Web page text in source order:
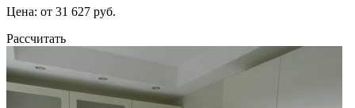
Цена: от 31 627 руб.
Рассчитать